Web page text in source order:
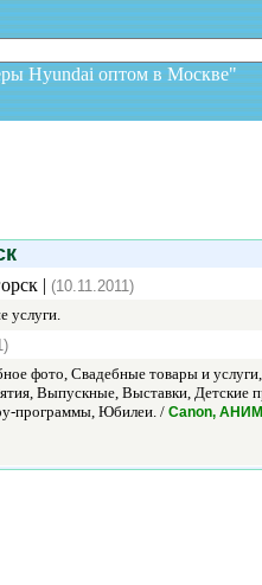
Hyundai оптом в
| (10.11.2011)
услуги.
фото, Свадебные товары и
Выпускные, Выставки, Детские
программы, Юбилеи. / Canon,